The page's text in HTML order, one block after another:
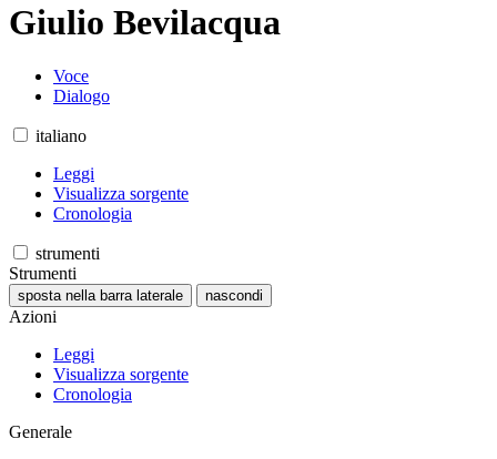
Giulio Bevilacqua
Voce
Dialogo
italiano
Leggi
Visualizza sorgente
Cronologia
strumenti
Strumenti
sposta nella barra laterale nascondi
Azioni
Leggi
Visualizza sorgente
Cronologia
Generale